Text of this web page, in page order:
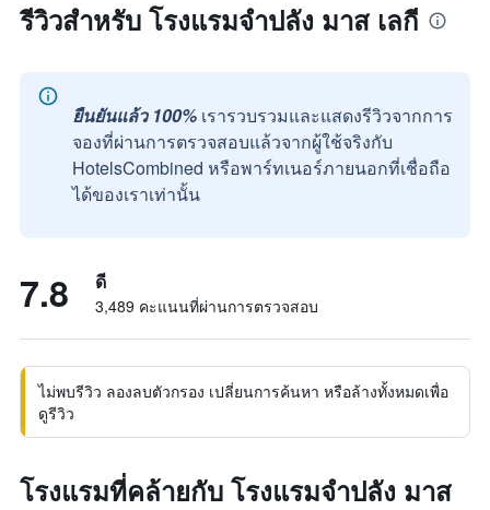
รีวิวสำหรับ โรงแรมจำปลัง มาส เลกี
ยืนยันแล้ว 100% เรารวบรวมและแสดงรีวิวจากการ
จองที่ผ่านการตรวจสอบแล้วจากผู้ใช้จริงกับ
HotelsCombined หรือพาร์ทเนอร์ภายนอกที่เชื่อถือ
ได้ของเราเท่านั้น
7.8 ดี
3,489 คะแนนที่ผ่านการตรวจสอบ
ไม่พบรีวิว ลองลบตัวกรอง เปลี่ยนการค้นหา หรือล้างทั้งหมดเพื่อ
ดูรีวิว
โรงแรมที่คล้ายกับ โรงแรมจำปลัง มาส